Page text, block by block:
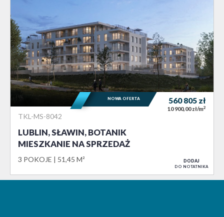
TKL-MS-8042
LUBLIN, SŁAWIN, BOTANIK
MIESZKANIE NA SPRZEDAŻ
3 POKOJE 51,45 M²
560 805 zł
10 900,00 zł/m2
NOWA OFERTA
DODAJ
DO NOTATNIKA